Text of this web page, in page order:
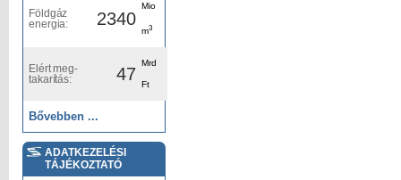
Földgáz
energia:
2340
Mio
m3
Elért meg-
takarítás:
47
Mrd
Ft
Bővebben ...
ADATKEZELÉSI
TÁJÉKOZTATÓ